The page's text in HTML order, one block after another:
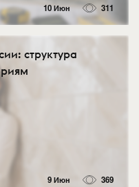
10 Июн 311
структура
9 Июн 369